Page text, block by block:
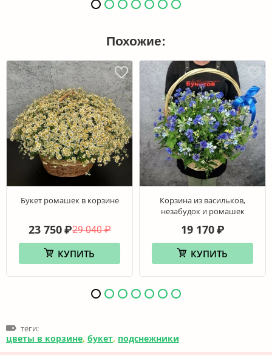
Похожие:
Букет ромашек в корзине
29 040 ₽
23 750 ₽
КУПИТЬ
Корзина из васильков,
незабудок и ромашек
19 170 ₽
КУПИТЬ
теги:
цветы в корзине, букет, подснежники